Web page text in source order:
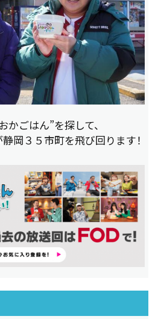
ごはん”を探して、
岡３５市町を飛び回ります！